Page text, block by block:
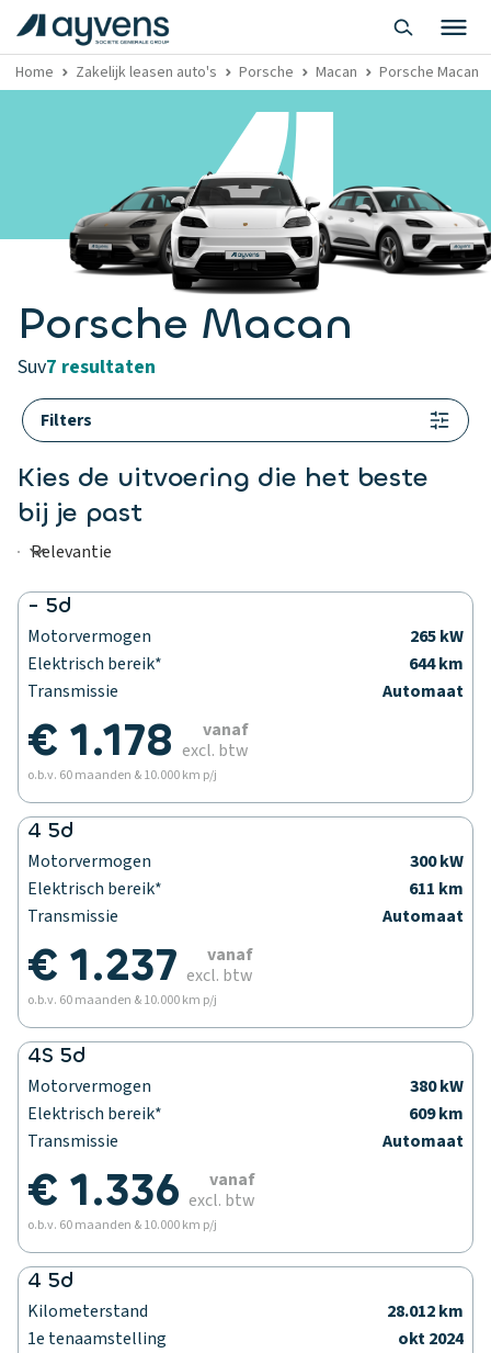
Home Zakelijk leasen auto's Porsche Macan Porsche Macan
Porsche Macan
suv7 resultaten
Filters
Kies de uitvoering die het beste
bij je past
- 5d
Motorvermogen
265 kW
Elektrisch bereik*
644 km
Transmissie
Automaat
€ 1.178
vanaf
excl. btw
o.b.v. 60 maanden & 10.000 km p/j
4 5d
Motorvermogen
300 kW
Elektrisch bereik*
611 km
Transmissie
Automaat
€ 1.237
vanaf
excl. btw
o.b.v. 60 maanden & 10.000 km p/j
4S 5d
Motorvermogen
380 kW
Elektrisch bereik*
609 km
Transmissie
Automaat
€ 1.336
vanaf
excl. btw
o.b.v. 60 maanden & 10.000 km p/j
4 5d
Kilometerstand
28.012 km
1e tenaamstelling
okt 2024